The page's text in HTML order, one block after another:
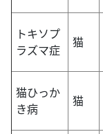
トキソプ
ラズマ症
猫
猫ひっか
き病
猫